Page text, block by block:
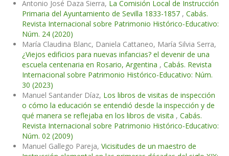
Antonio José Daza Sierra, La Comisión Local de Instrucción
Primaria del Ayuntamiento de Sevilla 1833-1857 , Cabás.
Revista Internacional sobre Patrimonio Histórico-Educativo:
Núm. 24 (2020)
María Claudina Blanc, Daniela Cattaneo, María Silvia Serra,
¿Viejos edificios para nuevas infancias? el devenir de una
escuela centenaria en Rosario, Argentina , Cabás. Revista
Internacional sobre Patrimonio Histórico-Educativo: Núm.
30 (2023)
Manuel Santander Díaz, Los libros de visitas de inspección
o cómo la educación se entendió desde la inspección y de
qué manera se reflejaba en los libros de visita , Cabás.
Revista Internacional sobre Patrimonio Histórico-Educativo:
Núm. 02 (2009)
Manuel Gallego Pareja, Vicisitudes de un maestro de